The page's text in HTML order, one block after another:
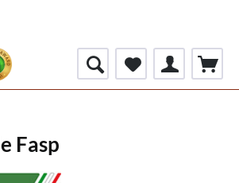
Fasp